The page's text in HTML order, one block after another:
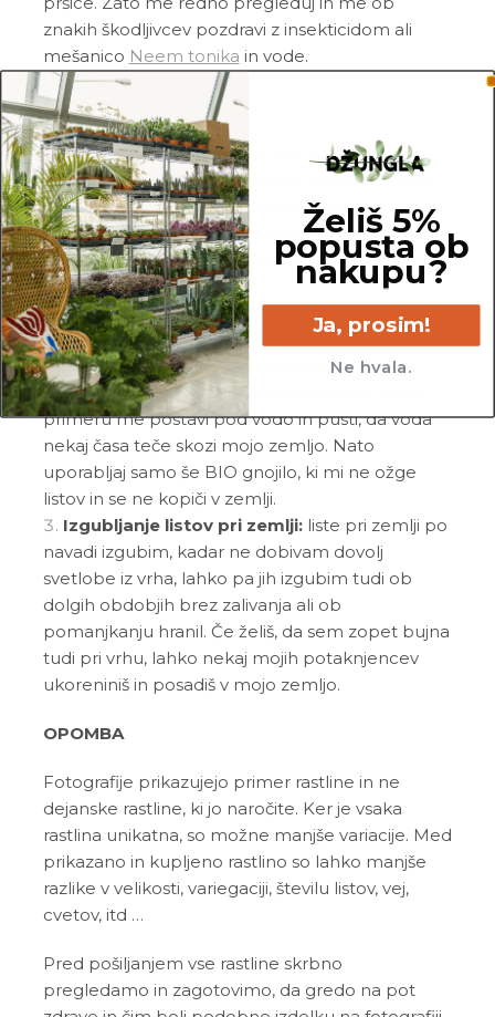
znakih škodljivcev pozdravi z insekticidom ali
mešanico Neem tonika in vode.
Pogoste težave
Gnitje:če stojim v zemlji, ki je konstantno
mokra, bom reagirala z gnitjem korenin. V tem
primeru mi poreži nagnite korenine in me
presadi v svežo in zračno zemljo. Zmanjšaj
pogostost zalivanja, saj bom utrpela manj škode,
če me zalivaš redkeje.
Rjave konice na listih:
rjave konice po navadi
dobim zaradi v zemlji nakopičenih mineralov, ki
so posledica prekomernega gnojenja ali
uporabe močnega mineralnega gnojila. V tem
primeru me postavi pod vodo in pusti, da voda
nekaj časa teče skozi mojo zemljo. Nato
uporabljaj samo še BIO gnojilo, ki mi ne ožge
listov in se ne kopiči v zemlji.
Izgubljanje listov pri zemlji:liste pri zemlji po
navadi izgubim, kadar ne dobivam dovolj
svetlobe iz vrha, lahko pa jih izgubim tudi ob
dolgih obdobjih brez zalivanja ali ob
pomanjkanju hranil. Če želiš, da sem zopet bujna
tudi pri vrhu, lahko nekaj mojih potaknjencev
ukoreniniš in posadiš v mojo zemljo.
OPOMBA
Fotografije prikazujejo primer rastline in ne
dejanske rastline, ki jo naročite. Ker je vsaka
rastlina unikatna, so možne manjše variacije. Med
prikazano in kupljeno rastlino so lahko manjše
razlike v velikosti, variegaciji, številu listov, vej,
cvetov, itd …
Pred pošiljanjem vse rastline skrbno
pregledamo in zagotovimo, da gredo na pot
Želiš 5%
popusta ob
nakupu?
Ja, prosim!
Ne hvala.